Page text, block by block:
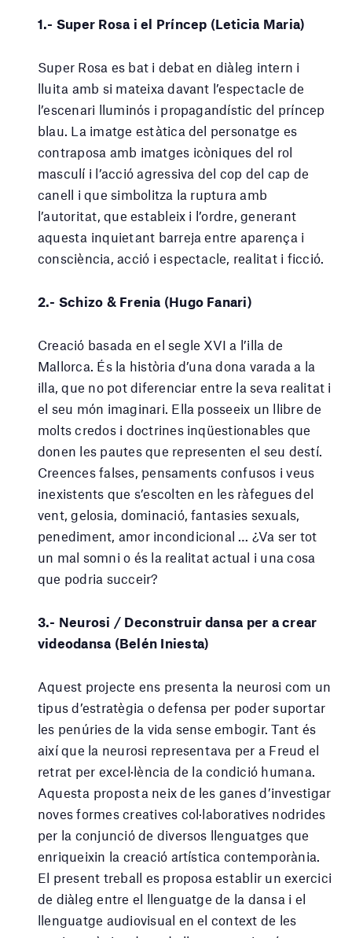
1.- Super Rosa i el Príncep (Leticia Maria)
Super Rosa es bat i debat en diàleg intern i
lluita amb si mateixa davant l’espectacle de
l’escenari lluminós i propagandístic del príncep
blau. La imatge estàtica del personatge es
contraposa amb imatges icòniques del rol
masculí i l’acció agressiva del cop del cap de
canell i que simbolitza la ruptura amb
l’autoritat, que estableix i l’ordre, generant
aquesta inquietant barreja entre aparença i
consciència, acció i espectacle, realitat i ficció.
2.- Schizo & Frenia (Hugo Fanari)
Creació basada en el segle XVI a l’illa de
Mallorca. És la història d’una dona varada a la
illa, que no pot diferenciar entre la seva realitat i
el seu món imaginari. Ella posseeix un llibre de
molts credos i doctrines inqüestionables que
donen les pautes que representen el seu destí.
Creences falses, pensaments confusos i veus
inexistents que s’escolten en les ràfegues del
vent, gelosia, dominació, fantasies sexuals,
penediment, amor incondicional … ¿Va ser tot
un mal somni o és la realitat actual i una cosa
que podria succeir?
3.- Neurosi / Deconstruir dansa per a crear
videodansa (Belén Iniesta)
Aquest projecte ens presenta la neurosi com un
tipus d’estratègia o defensa per poder suportar
les penúries de la vida sense embogir. Tant és
així que la neurosi representava per a Freud el
retrat per excel·lència de la condició humana.
Aquesta proposta neix de les ganes d’investigar
noves formes creatives col·laboratives nodrides
per la conjunció de diversos llenguatges que
enriqueixin la creació artística contemporània.
El present treball es proposa establir un exercici
de diàleg entre el llenguatge de la dansa i el
llenguatge audiovisual en el context de les